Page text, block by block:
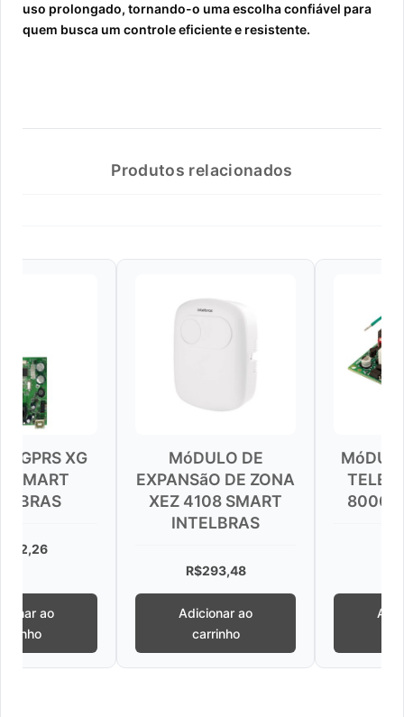
uso prolongado, tornando-o uma escolha confiável para
quem busca um controle eficiente e resistente.
Produtos relacionados
MóDULO DE
EXPANSãO DE ZONA
XEZ 4108 SMART
INTELBRAS
Adicionar ao
MóDULO DE
TELEFôNICA
8000
Adicionar ao